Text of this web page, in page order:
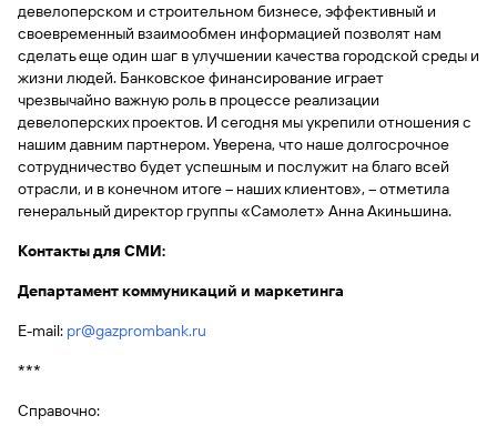
специальные
предложения
Газпром
Бонус
«Плюс»
Информация
для
держателей
Дополнительная
полезно
Часто
задаваемые
вопросы
Калькулятор
вкладов
Быстрый
по
Отчет о
кредитной
истории
Кредитный
помощник
Быстрый
по
Открыть
брокерский
счет
Брокерское
обслуживание
Инвестиционные
продукты
управления
вычет
поиск
Отчет о
кредитной
истории
партнером
Быстрый
поиск
по
Кредитный
рейтинг
Отчет о
кредитной
истории
Станьте
Партнерам
Информация
для
Gazprom
Pay
Интернет-
банк
Мобильное
приложение
i-
Открыть
Отделения
банка
Банкоматы
инкассация
с Moniron
Онлайн-
эквайрингом
Может
быть
полезно
115-ФЗ
для
малого
бизнеса
среднего
сервисы
«Копии
документов»
и «Справки»
Быстрый
поиск
по
сайту
Вклады
Курсы
валют
оплата
таможенных
платежей
Быстрый
поиск
по
сайту
по
сайту
Вклады
сайту
Вклады
девелоперском и строительном бизнесе, эффективный и
своевременный взаимообмен информацией позволят нам
сделать еще один шаг в улучшении качества городской среды и
жизни людей. Банковское финансирование играет
чрезвычайно важную роль в процессе реализации
девелоперских проектов. И сегодня мы укрепили отношения с
нашим давним партнером. Уверена, что наше долгосрочное
сотрудничество будет успешным и послужит на благо всей
отрасли, и в конечном итоге – наших клиентов», – отметила
генеральный директор группы «Самолет» Анна Акиньшина.
Контакты для СМИ:
Департамент коммуникаций и маркетинга
E-mail: pr@gazprombank.ru
***
Справочно: